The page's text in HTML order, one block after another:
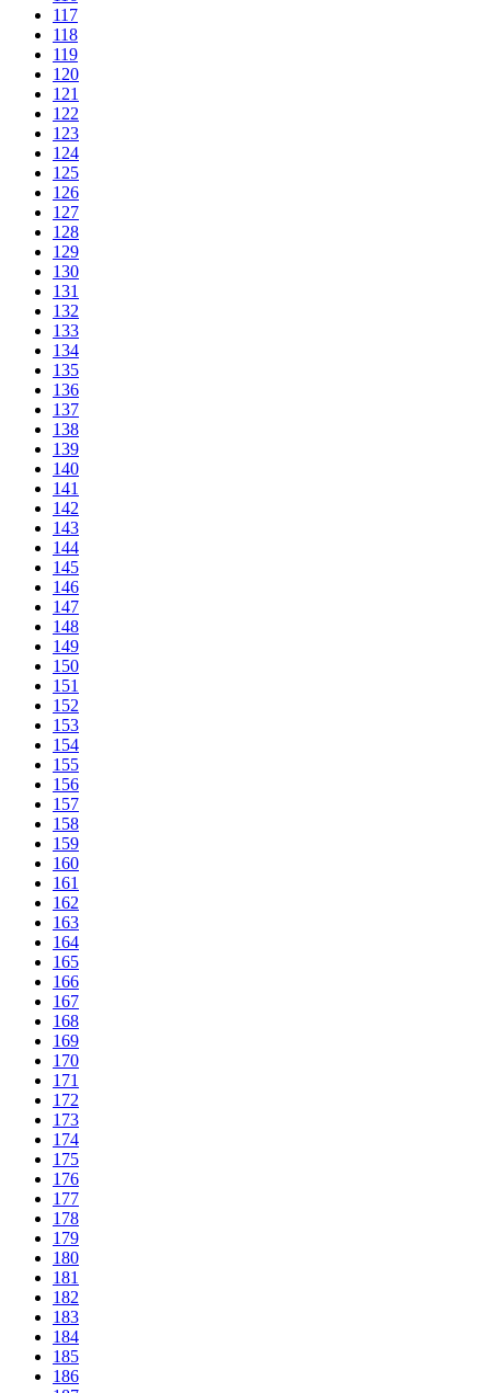
117
118
119
120
121
122
123
124
125
126
127
128
129
130
131
132
133
134
135
136
137
138
139
140
141
142
143
144
145
146
147
148
149
150
151
152
153
154
155
156
157
158
159
160
161
162
163
164
165
166
167
168
169
170
171
172
173
174
175
176
177
178
179
180
181
182
183
184
185
186